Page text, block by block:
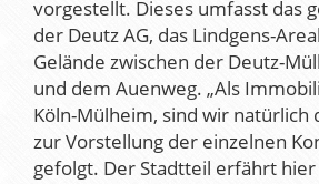
vorgestellt. Dieses umfasst das
der Deutz AG, das Lindgens-
Gelände zwischen der Deutz-
und dem Auenweg. „Als
Köln-Mülheim, sind wir natürlich
zur Vorstellung der einzelnen
gefolgt. Der Stadtteil erfährt